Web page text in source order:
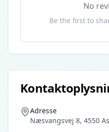
No
Be the first to
Adresse
Næsvangsvej 8, 4550